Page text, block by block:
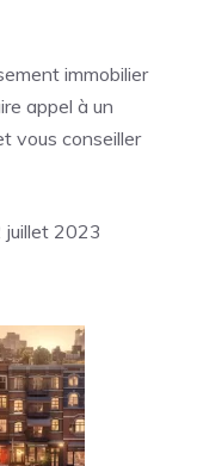
immobilier
appel à un
vous conseiller
juillet 2023